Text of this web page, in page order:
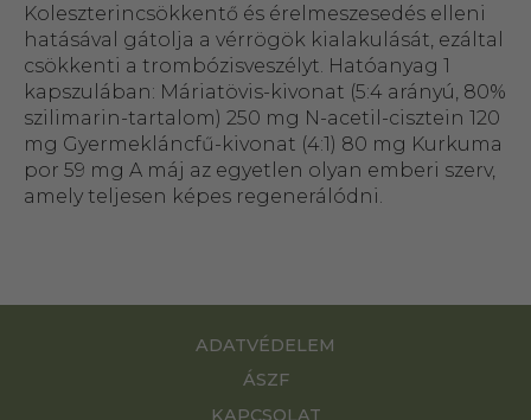
Koleszterincsökkentő és érelmeszesedés elleni
hatásával gátolja a vérrögök kialakulását, ezáltal
csökkenti a trombózisveszélyt. Hatóanyag 1
kapszulában: Máriatövis-kivonat (5:4 arányú, 80%
szilimarin-tartalom) 250 mg N-acetil-cisztein 120
mg Gyermekláncfű-kivonat (4:1) 80 mg Kurkuma
por 59 mg A máj az egyetlen olyan emberi szerv,
amely teljesen képes regenerálódni.
ADATVÉDELEM
ÁSZF
KAPCSOLAT